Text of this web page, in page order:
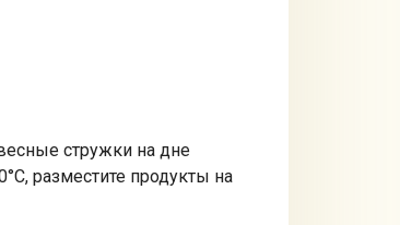
стружки на дне
разместите продукты на